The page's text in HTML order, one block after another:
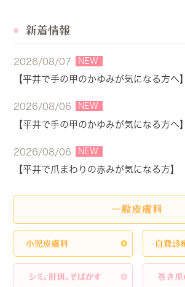
新着情報
2026/08/07 NEW
【平井で手の甲のかゆみが気になる方へ】
2026/08/06 NEW
【平井で手の甲のかゆみが気になる方へ】
2026/08/06 NEW
【平井で爪まわりの赤みが気になる方】